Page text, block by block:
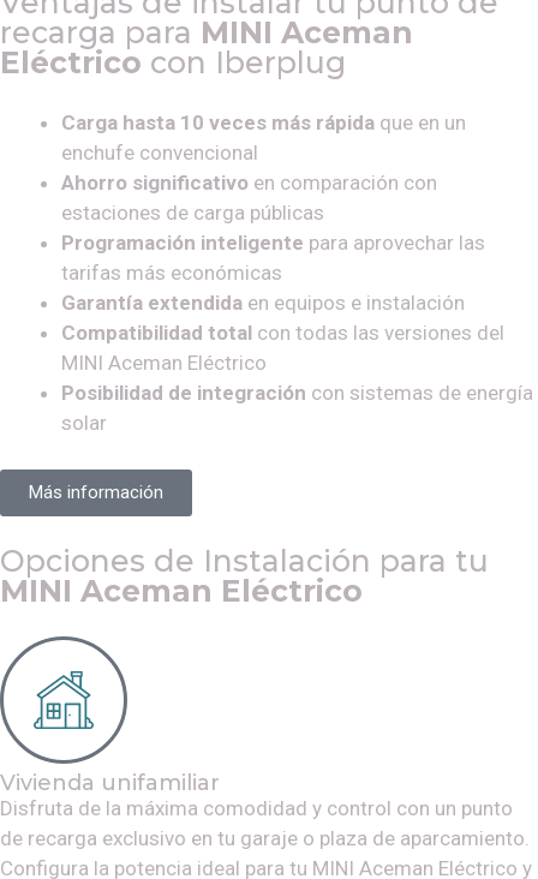
recarga para MINI Aceman
Eléctrico con Iberplug
Carga hasta 10 veces más rápida que en un
enchufe convencional
Ahorro significativo en comparación con
estaciones de carga públicas
Programación inteligente para aprovechar las
tarifas más económicas
Garantía extendida en equipos e instalación
Compatibilidad total con todas las versiones del
MINI Aceman Eléctrico
Posibilidad de integración con sistemas de energía
solar
Más información
Opciones de Instalación para tu
MINI Aceman Eléctrico
Vivienda unifamiliar
Disfruta de la máxima comodidad y control con un punto
de recarga exclusivo en tu garaje o plaza de aparcamiento.
Configura la potencia ideal para tu MINI Aceman Eléctrico y